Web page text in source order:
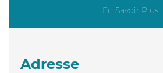
En Savoir Plus
Adresse